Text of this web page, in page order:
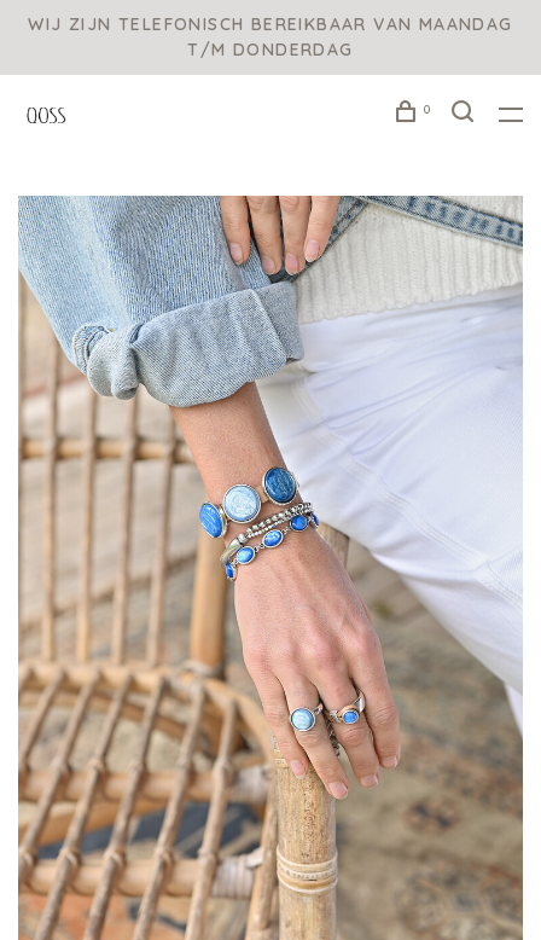
WIJ ZIJN TELEFONISCH BEREIKBAAR VAN MAANDAG
T/M DONDERDAG
0